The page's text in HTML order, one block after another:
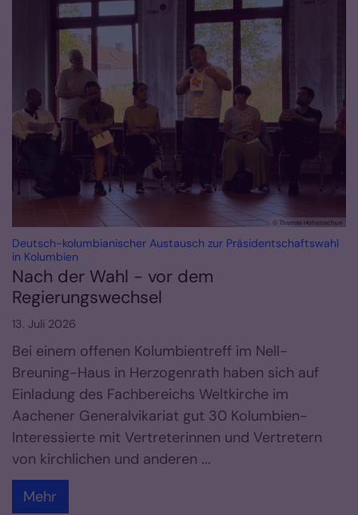
© Thomas Hohenschue
Deutsch-kolumbianischer Austausch zur Präsidentschaftswahl
in Kolumbien
Nach der Wahl - vor dem
Regierungswechsel
13. Juli 2026
Bei einem offenen Kolumbientreff im Nell-
Breuning-Haus in Herzogenrath haben sich auf
Einladung des Fachbereichs Weltkirche im
Aachener Generalvikariat gut 30 Kolumbien-
Interessierte mit Vertreterinnen und Vertretern
von kirchlichen und anderen ...
Mehr